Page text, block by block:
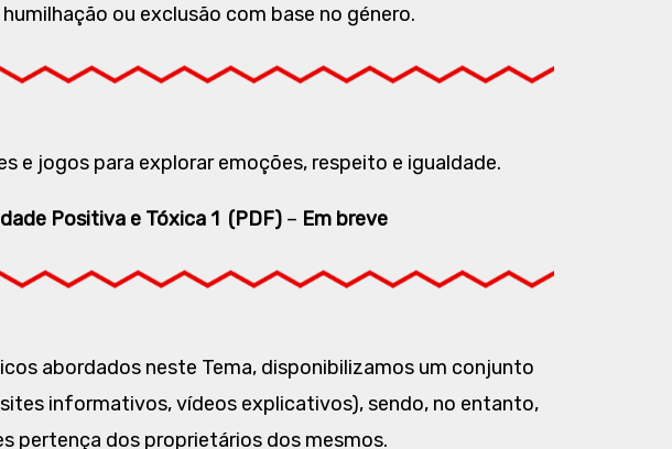
ou exclusão com base no género.
e jogos para explorar emoções, respeito e igualdade.
Positiva e Tóxica 1 (PDF) – Em breve
abordados neste Tema, disponibilizamos um conjunto
informativos, vídeos explicativos), sendo, no entanto,
pertença dos proprietários dos mesmos.